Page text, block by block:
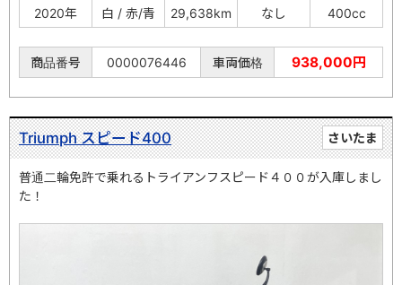
2020年
白 / 赤/青 29,638km なし 400cc
商品番号 0000076446 車両価格 938,000円
さいたま
Triumph スピード400
普通二輪免許で乗れるトライアンフスピード４００が入庫しまし
た！